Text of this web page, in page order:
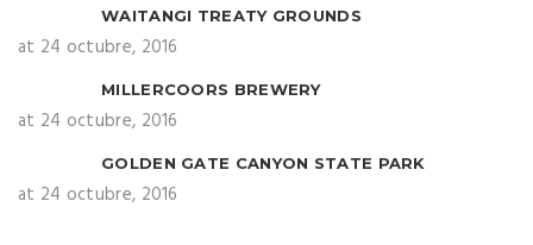
WAITANGI TREATY GROUNDS
at 24 octubre, 2016
MILLERCOORS BREWERY
at 24 octubre, 2016
GOLDEN GATE CANYON STATE PARK
at 24 octubre, 2016